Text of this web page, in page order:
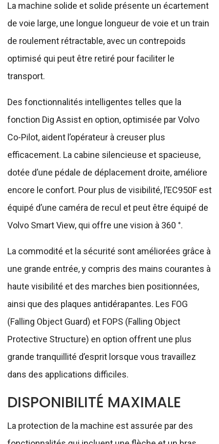
La machine solide et solide présente un écartement
de voie large, une longue longueur de voie et un train
de roulement rétractable, avec un contrepoids
optimisé qui peut être retiré pour faciliter le
transport.
Des fonctionnalités intelligentes telles que la
fonction Dig Assist en option, optimisée par Volvo
Co-Pilot, aident l’opérateur à creuser plus
efficacement. La cabine silencieuse et spacieuse,
dotée d’une pédale de déplacement droite, améliore
encore le confort. Pour plus de visibilité, l’EC950F est
équipé d’une caméra de recul et peut être équipé de
Volvo Smart View, qui offre une vision à 360 °.
La commodité et la sécurité sont améliorées grâce à
une grande entrée, y compris des mains courantes à
haute visibilité et des marches bien positionnées,
ainsi que des plaques antidérapantes. Les FOG
(Falling Object Guard) et FOPS (Falling Object
Protective Structure) en option offrent une plus
grande tranquillité d’esprit lorsque vous travaillez
dans des applications difficiles.
DISPONIBILITÉ MAXIMALE
La protection de la machine est assurée par des